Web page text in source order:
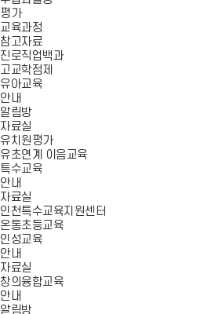
평가
교육과정
참고자료
진로직업백과
고교학점제
유아교육
안내
알림방
자료실
유치원평가
유초연계 이음교육
특수교육
안내
자료실
인천특수교육지원센터
온통초등교육
인성교육
안내
자료실
창의융합교육
안내
알림방